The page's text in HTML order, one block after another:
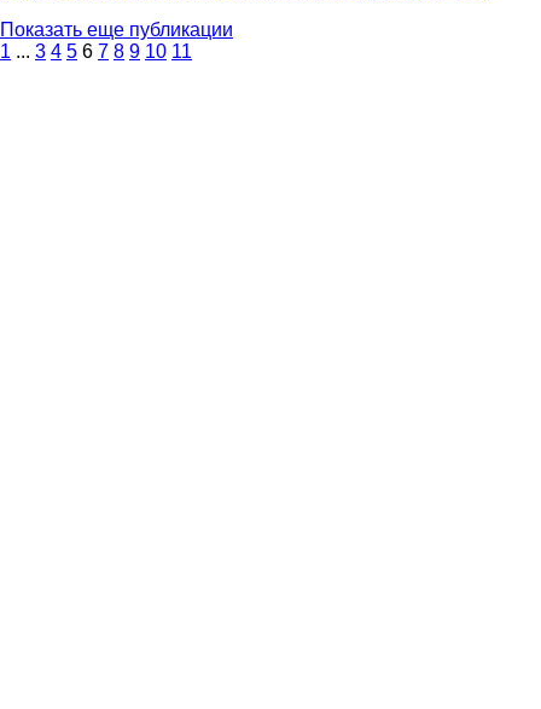
Показать еще публикации
1 ... 3 4 5 6 7 8 9 10 11